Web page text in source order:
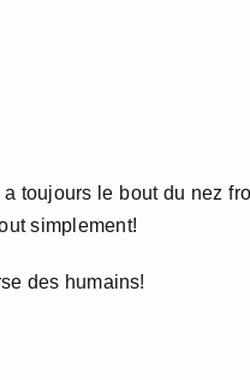
toujours le bout du nez
simplement!
des humains!